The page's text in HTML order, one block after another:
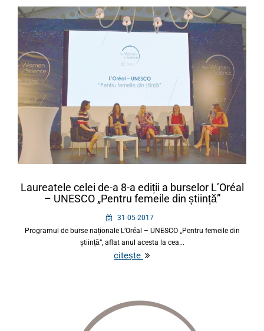
Laureatele celei de-a 8-a ediții a burselor L’Oréal
– UNESCO „Pentru femeile din știință”
31-05-2017
Programul de burse naționale L’Oréal – UNESCO „Pentru femeile din
știință”, aflat anul acesta la cea...
citește